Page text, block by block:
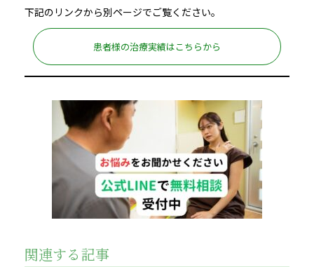
下記のリンクから別ページでご覧ください。
患者様の治療実績はこちらから
関連する記事